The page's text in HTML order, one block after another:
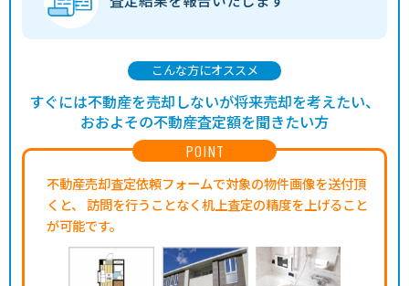
POINT
不動産売却査定依頼フォームで対象の物件画像を送付頂
くと、
訪問を行うことなく机上査定の精度を上げること
が可能です。
こんな方にオススメ
すぐには不動産を売却しないが将来売却を考えたい、
おおよその不動産査定額を聞きたい方